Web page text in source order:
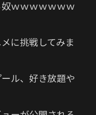
ｗｗｗｗｗｗｗ
に挑戦してみま
ル、好き放題や